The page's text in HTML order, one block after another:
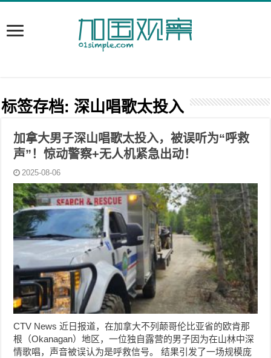
标签存档: 深山唱歌太投入
加拿大男子深山唱歌太投入，被误听为“呼救
声”！惊动警察+无人机紧急出动！
2025-08-06
CTV News 近日报道，在加拿大不列颠哥伦比亚省的欧肯那
根（Okanagan）地区，一位独自露营的男子因为在山林中深
情歌唱，声音被误认为是呼救信号。 结果引发了一场规模庞